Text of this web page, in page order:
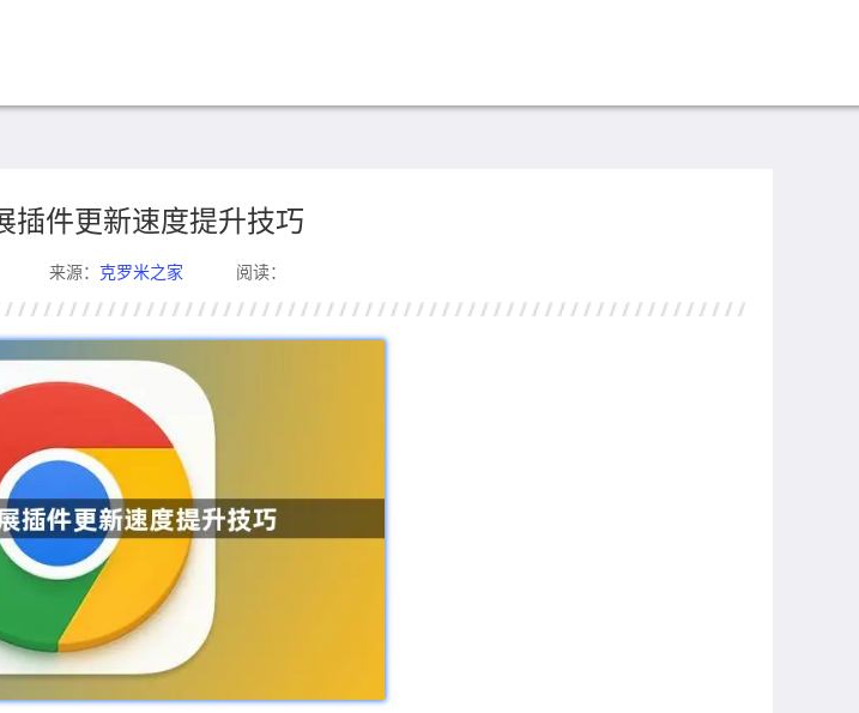
插件更新速度提升技巧
来源： 克罗米之家 阅读：